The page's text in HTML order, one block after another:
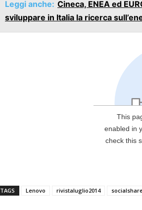
Leggi anche: Cineca, ENEA ed
sviluppare in Italia la ricerca
TAGS Lenovo rivistaluglio2014